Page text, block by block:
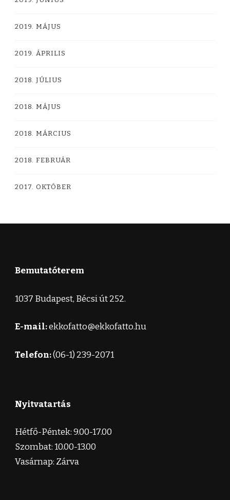
2019. MÁJUS
2019. ÁPRILIS
2018. JÚLIUS
2018. MÁJUS
2018. MÁRCIUS
2018. FEBRUÁR
2017. OKTÓBER
Bemutatóterem
1037 Budapest, Bécsi út 252.
E-mail:ekkofatto@ekkofatto.hu
Telefon:(06-1) 239-2071
Nyitvatartás
Hétfő-Péntek: 9.00-17.00
Szombat: 10.00-13.00
Vasárnap: Zárva